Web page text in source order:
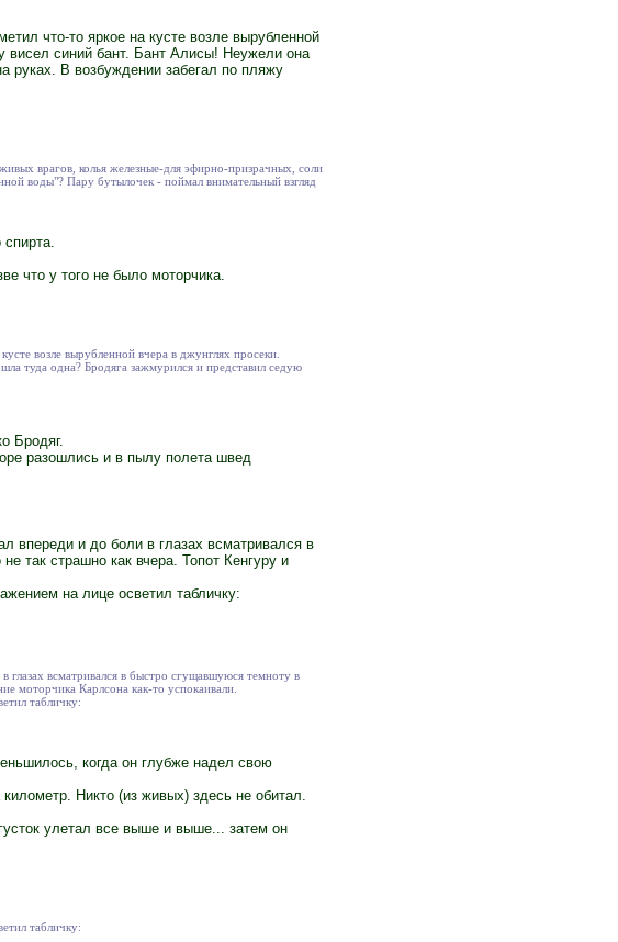
что-то яркое на кусте возле вырубленной
висел синий бант. Бант Алисы! Неужели она
руках. В возбуждении забегал по пляжу
врагов, колья железные-для эфирно-призрачных, соли
воды"? Пару бутылочек - поймал внимательный взгляд
что у того не было моторчика.
возле вырубленной вчера в джунглях просеки.
туда одна? Бродяга зажмурился и представил седую
Бродяг.
разошлись и в пылу полета швед
впереди и до боли в глазах всматривался в
так страшно как вчера. Топот Кенгуру и
на лице осветил табличку:
глазах всматривался в быстро сгущавшуюся темноту в
моторчика Карлсона как-то успокаивали.
табличку:
когда он глубже надел свою
Никто (из живых) здесь не обитал.
улетал все выше и выше... затем он
табличку: